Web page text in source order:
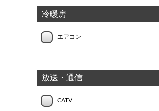
冷暖房
エアコン
放送・通信
CATV